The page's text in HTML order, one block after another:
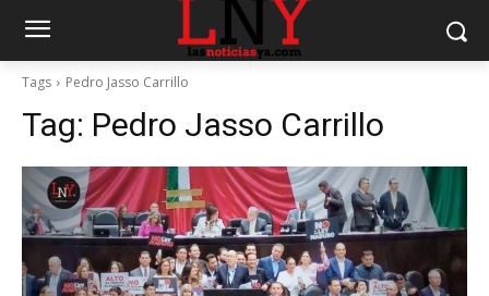
Tags Pedro Jasso Carrillo
Tag: Pedro Jasso Carrillo